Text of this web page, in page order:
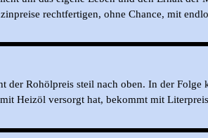
rechtfertigen, ohne Chance, mit
Rohölpreis steil nach oben. In der Folge
Heizöl versorgt hat, bekommt mit